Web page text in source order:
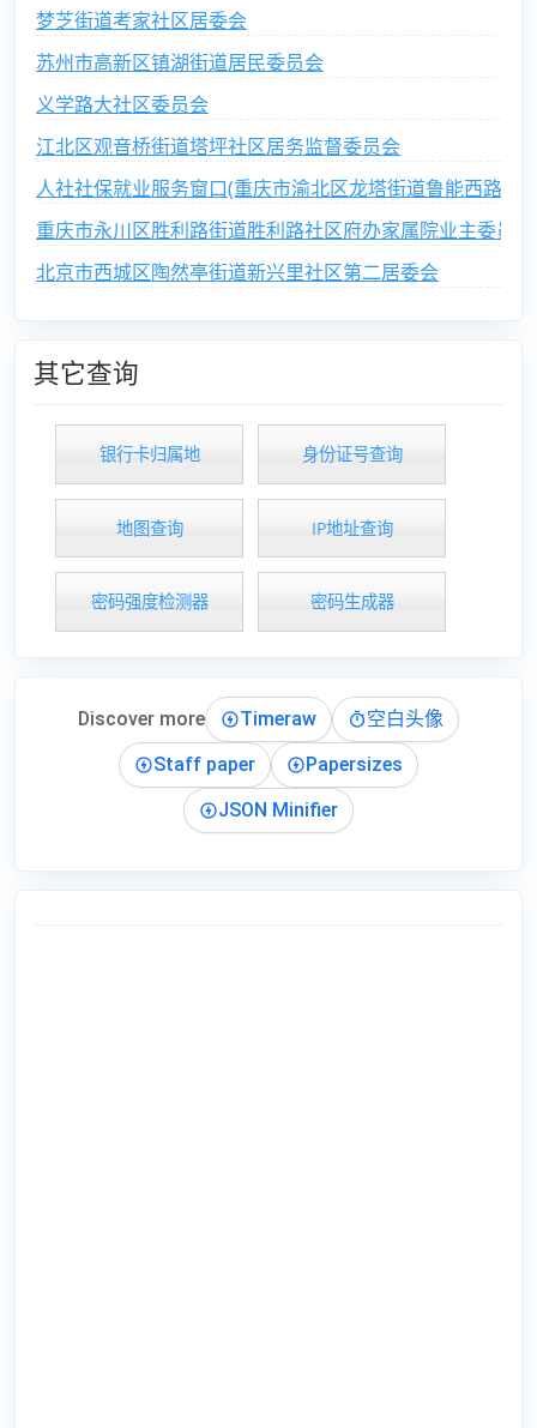
梦芝街道考家社区居委会
苏州市高新区镇湖街道居民委员会
义学路大社区委员会
江北区观音桥街道塔坪社区居务监督委员会
人社社保就业服务窗口(重庆市渝北区龙塔街道鲁能西路社
重庆市永川区胜利路街道胜利路社区府办家属院业主委员会
北京市西城区陶然亭街道新兴里社区第二居委会
其它查询
银行卡归属地 身份证号查询
地图查询 IP地址查询
密码强度检测器 密码生成器
Discover more Timeraw
空白头像
Staff paper
Papersizes
JSON Minifier